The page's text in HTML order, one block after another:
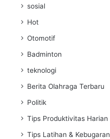
sosial
Hot
Otomotif
Badminton
teknologi
Berita Olahraga Terbaru
Politik
Tips Produktivitas Harian
Tips Latihan & Kebugaran